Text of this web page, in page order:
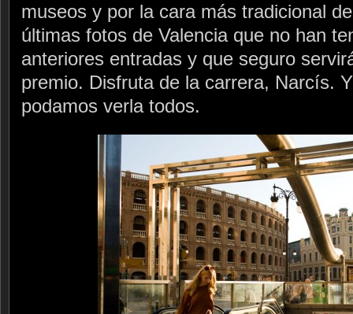
museos y por la cara más tradicional
últimas fotos de Valencia que no han
anteriores entradas y que seguro
premio. Disfruta de la carrera, Narcís.
podamos verla todos.